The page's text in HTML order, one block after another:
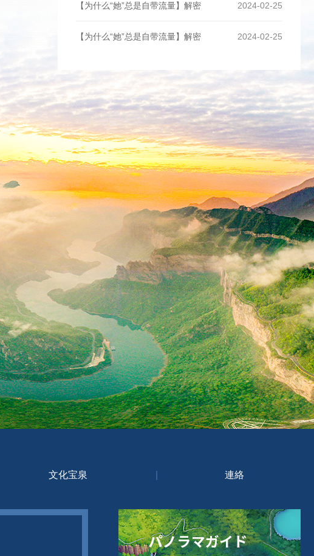
2024-02-25
【为什么“她”总是自带流量】解密
2024-02-25
【为什么“她”总是自带流量】解密
文化宝泉 連絡